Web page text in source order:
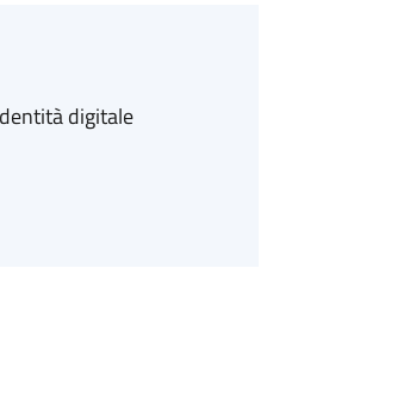
digitale